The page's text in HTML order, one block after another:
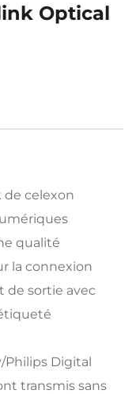
Optical
de celexon
qualité
la connexion
de sortie avec
Philips Digital
transmis sans